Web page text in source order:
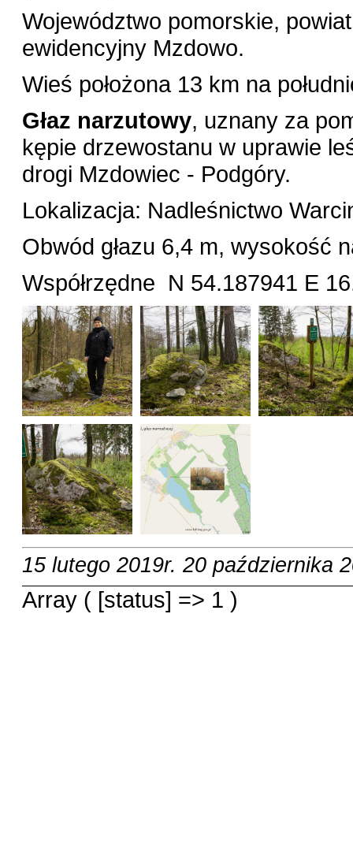
Województwo pomorskie,
ewidencyjny Mzdowo.
Wieś położona 13 km na
Głaz narzutowy, uznany za
kępie drzewostanu w uprawie
drogi Mzdowiec - Podgóry.
Lokalizacja: Nadleśnictwo
Obwód głazu 6,4 m, wysokość
Współrzędne N 54.187941 E
15 lutego 2019r. 20 października
Array ( [status] => 1 )